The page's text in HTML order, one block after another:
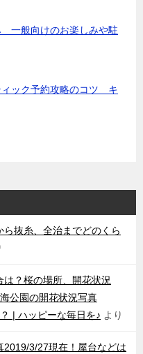
一般向けのお楽しみや駐
ィック予約攻略のコツ キ
抜糸、全治までどのくら
？桜の場所、開花状況
公園の開花状況写真
| ハッピーな毎日を♪ より
3/27現在！屋台などは